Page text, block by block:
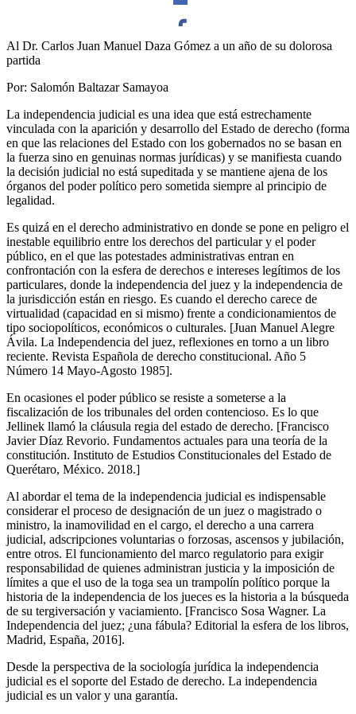
Twitter
Whatsapp
Linkedin
Al Dr. Carlos Juan Manuel Daza Gómez a un año de su dolorosa
partida
Por: Salomón Baltazar Samayoa
La independencia judicial es una idea que está estrechamente
vinculada con la aparición y desarrollo del Estado de derecho (forma
en que las relaciones del Estado con los gobernados no se basan en
la fuerza sino en genuinas normas jurídicas) y se manifiesta cuando
la decisión judicial no está supeditada y se mantiene ajena de los
órganos del poder político pero sometida siempre al principio de
legalidad.
Es quizá en el derecho administrativo en donde se pone en peligro el
inestable equilibrio entre los derechos del particular y el poder
público, en el que las potestades administrativas entran en
confrontación con la esfera de derechos e intereses legítimos de los
particulares, donde la independencia del juez y la independencia de
la jurisdicción están en riesgo. Es cuando el derecho carece de
virtualidad (capacidad en si mismo) frente a condicionamientos de
tipo sociopolíticos, económicos o culturales. [Juan Manuel Alegre
Ávila. La Independencia del juez, reflexiones en torno a un libro
reciente. Revista Española de derecho constitucional. Año 5
Número 14 Mayo-Agosto 1985].
En ocasiones el poder público se resiste a someterse a la
fiscalización de los tribunales del orden contencioso. Es lo que
Jellinek llamó la cláusula regia del estado de derecho. [Francisco
Javier Díaz Revorio. Fundamentos actuales para una teoría de la
constitución. Instituto de Estudios Constitucionales del Estado de
Querétaro, México. 2018.]
Al abordar el tema de la independencia judicial es indispensable
considerar el proceso de designación de un juez o magistrado o
ministro, la inamovilidad en el cargo, el derecho a una carrera
judicial, adscripciones voluntarias o forzosas, ascensos y jubilación,
entre otros. El funcionamiento del marco regulatorio para exigir
responsabilidad de quienes administran justicia y la imposición de
límites a que el uso de la toga sea un trampolín político porque la
historia de la independencia de los jueces es la historia a la búsqueda
de su tergiversación y vaciamiento. [Francisco Sosa Wagner. La
Independencia del juez; ¿una fábula? Editorial la esfera de los libros,
Madrid, España, 2016].
Desde la perspectiva de la sociología jurídica la independencia
judicial es el soporte del Estado de derecho. La independencia
judicial es un valor y una garantía.